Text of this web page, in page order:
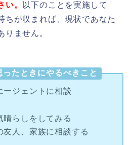
い。
以下のことを実施して
ちが収まれば、現状であなた
りません。
たときにやるべきこと
ージェントに相談
晴らしをしてみる
友人、家族に相談する